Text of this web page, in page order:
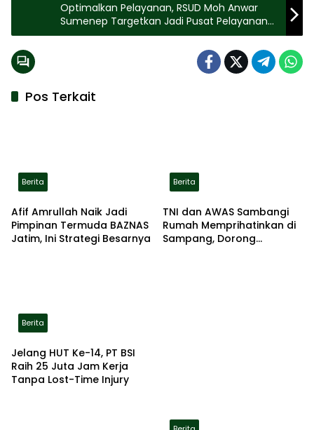
Optimalkan Pelayanan, RSUD Moh Anwar
Sumenep Targetkan Jadi Pusat Pelayanan
Onkologi Madura
Pos Terkait
Berita
Afif Amrullah Naik Jadi
Pimpinan Termuda BAZNAS
Jatim, Ini Strategi Besarnya
Berita
TNI dan AWAS Sambangi
Rumah Memprihatinkan di
Sampang, Dorong
Berita
Jelang HUT Ke-14, PT BSI
Raih 25 Juta Jam Kerja
Tanpa Lost-Time Injury